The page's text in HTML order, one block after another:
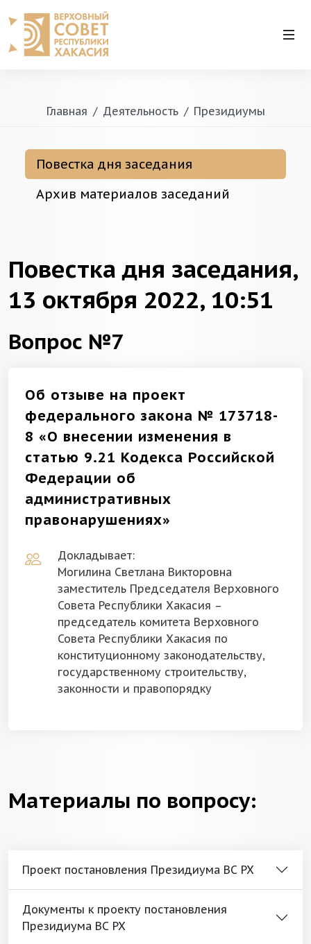
Главная Деятельность Президиумы
Повестка дня заседания
Архив материалов заседаний
Повестка дня заседания,
13 октября 2022, 10:51
Вопрос №7
Об отзыве на проект
федерального закона № 173718-
8 «О внесении изменения в
статью 9.21 Кодекса Российской
Федерации об
административных
правонарушениях»
Докладывает:
Могилина Светлана Викторовна
заместитель Председателя Верховного
Совета Республики Хакасия –
председатель комитета Верховного
Совета Республики Хакасия по
конституционному законодательству,
государственному строительству,
законности и правопорядку
Материалы по вопросу:
Проект постановления Президиума ВС РХ
Документы к проекту постановления
Президиума ВС РХ